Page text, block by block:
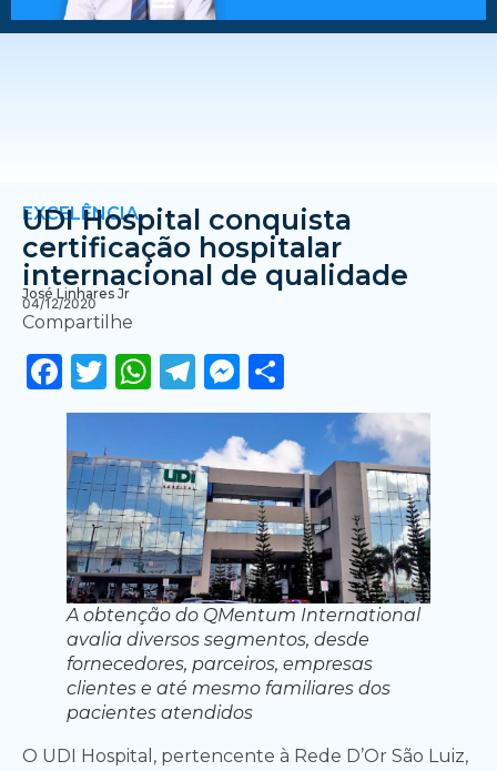
EXCELÊNCIA
UDI Hospital conquista
certificação hospitalar
internacional de qualidade
José Linhares Jr
04/12/2020
Compartilhe
Facebook
Twitter
WhatsApp
Telegram
Messenger
A obtenção do QMentum International
avalia diversos segmentos, desde
fornecedores, parceiros, empresas
clientes e até mesmo familiares dos
pacientes atendidos
O UDI Hospital, pertencente à Rede D’Or São Luiz,